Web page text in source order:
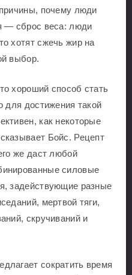
почему люди
— сброс веса: люди
хотят сжечь жир на
выбор.
хороший способ стать
для достижения такой
как некоторые
Бойс. Рецепт
же даст любой
силовые
задействующие разные
мертвой тяги,
скручиваний и
сократить время